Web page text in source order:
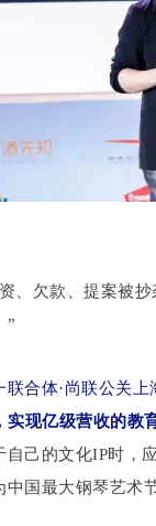
、欠款、提案被
”
联合体·尚联公关
实现亿级营收的教
自己的文化IP时，
中国最大钢琴艺术